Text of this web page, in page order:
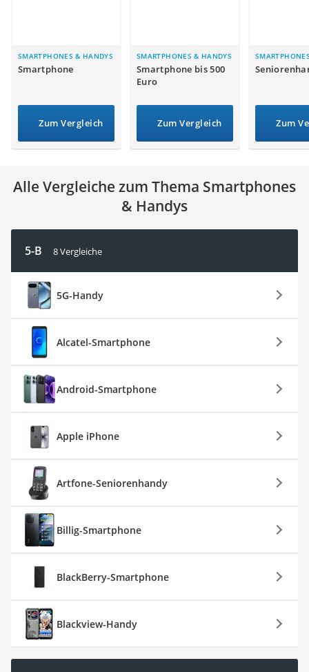
Acer Aspire
Service
SMARTPHONES & HANDYS
Smartphone
Zum Vergleich
SMARTPHONES & HANDYS
Smartphone bis 500
Euro
Zum Vergleich Zum
Alle Vergleiche zum Thema Smartphones
& Handys
5-B 8 Vergleiche
5G-Handy
Alcatel-Smartphone
Android-Smartphone
Apple iPhone
Artfone-Seniorenhandy
Billig-Smartphone
BlackBerry-Smartphone
Blackview-Handy